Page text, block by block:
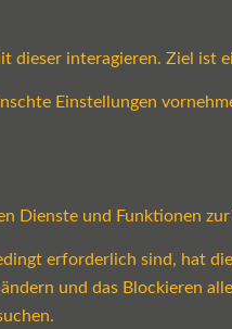
dieser interagieren. Ziel ist
Einstellungen
Dienste und Funktionen
erforderlich sind, hat
und das Blockieren